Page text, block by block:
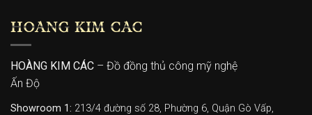
HOÀNG KIM CÁC
HOÀNG KIM CÁC – Đồ đồng thủ công mỹ nghệ
Ấn Độ
Showroom 1: 213/4 đường số 28, Phường 6, Quận Gò Vấp,